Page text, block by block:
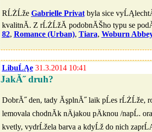
RĹŻĹže Gabrielle Privatbyla sice
kvalitnĂ­. Z rĹŻĹžĂ­ podobnĂŠho typu se
82, Romance (Urban), Tiara, Woburn
LibuĹĄe 31.3.2014 10:41
JakĂ˝ druh?
DobrĂ˝ den, tady ĂşplnĂ˝ laik pĹes
lemovala chodnĂ­k nÄjakou pÄknou /napĹ.
kvetly, vydrĹžela barva a kdyĹž do nich